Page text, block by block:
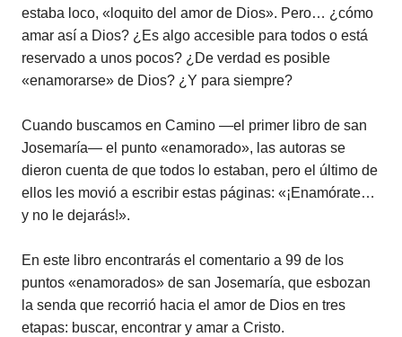
estaba loco, «loquito del amor de Dios». Pero… ¿cómo
amar así a Dios? ¿Es algo accesible para todos o está
reservado a unos pocos? ¿De verdad es posible
«enamorarse» de Dios? ¿Y para siempre?
Cuando buscamos en Camino —el primer libro de san
Josemaría— el punto «enamorado», las autoras se
dieron cuenta de que todos lo estaban, pero el último de
ellos les movió a escribir estas páginas: «¡Enamórate…
y no le dejarás!».
En este libro encontrarás el comentario a 99 de los
puntos «enamorados» de san Josemaría, que esbozan
la senda que recorrió hacia el amor de Dios en tres
etapas: buscar, encontrar y amar a Cristo.